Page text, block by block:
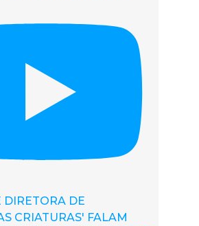
DIRETORA DE
CRIATURAS' FALAM